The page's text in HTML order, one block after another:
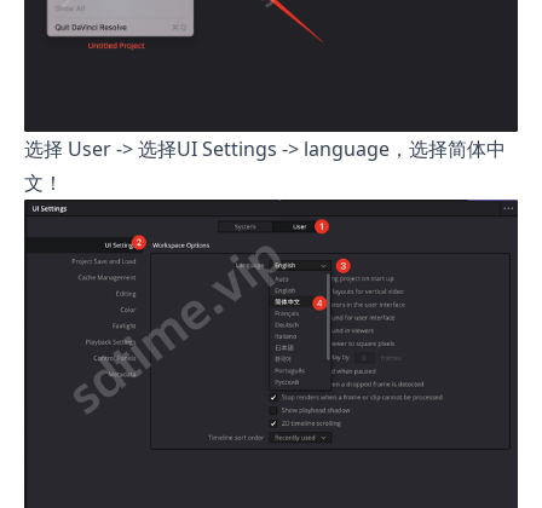
选择 User -> 选择UI Settings -> language，选择简体中
文！